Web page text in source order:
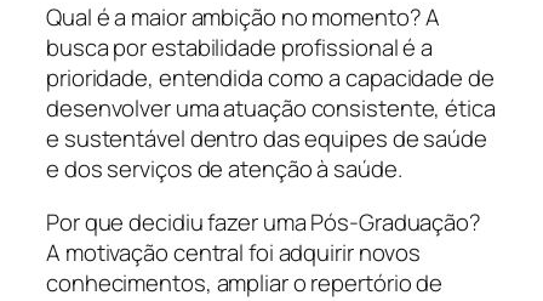
Qual é a maior ambição no momento? A
busca por estabilidade profissional é a
prioridade, entendida como a capacidade de
desenvolver uma atuação consistente, ética
e sustentável dentro das equipes de saúde
e dos serviços de atenção à saúde.
Por que decidiu fazer uma Pós-Graduação?
A motivação central foi adquirir novos
conhecimentos, ampliar o repertório de